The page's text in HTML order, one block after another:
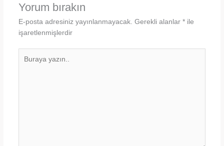
Yorum bırakın
E-posta adresiniz yayınlanmayacak. Gerekli alanlar *ile
işaretlenmişlerdir